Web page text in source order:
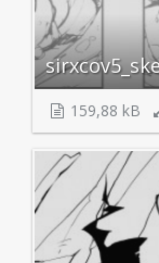
159,88 kB